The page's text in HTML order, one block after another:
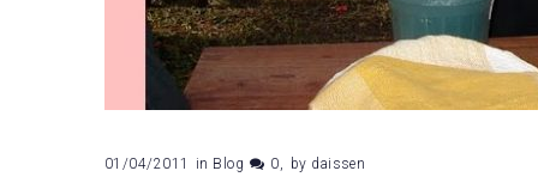
01/04/2011 in Blog 0 by daissen